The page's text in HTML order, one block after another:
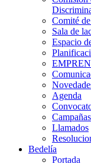
Comité
Sala de
Espacio
Agenda
Campañas
Llamados
Bedelía
Portada